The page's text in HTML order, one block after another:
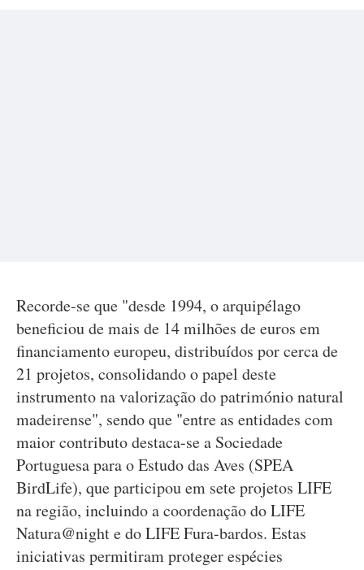
Recorde-se que "desde 1994, o arquipélago
beneficiou de mais de 14 milhões de euros em
financiamento europeu, distribuídos por cerca de
21 projetos, consolidando o papel deste
instrumento na valorização do património natural
madeirense", sendo que "entre as entidades com
maior contributo destaca-se a Sociedade
Portuguesa para o Estudo das Aves (SPEA
BirdLife), que participou em sete projetos LIFE
na região, incluindo a coordenação do LIFE
Natura@night e do LIFE Fura-bardos. Estas
iniciativas permitiram proteger espécies